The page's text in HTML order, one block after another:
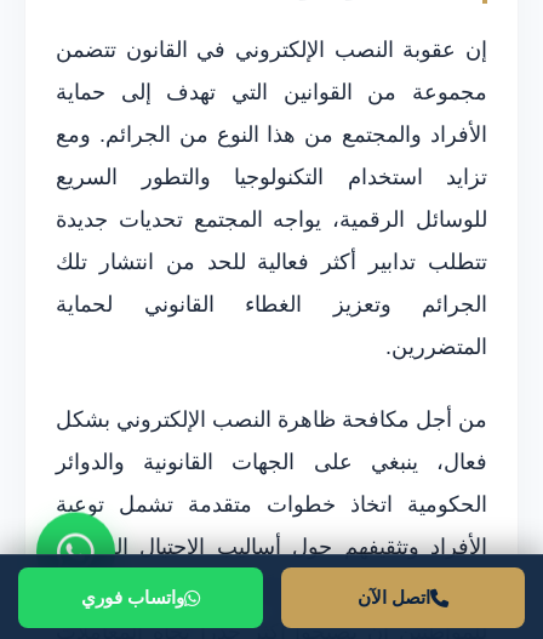
إن عقوبة النصب الإلكتروني في القانون تتضمن
مجموعة من القوانين التي تهدف إلى حماية
الأفراد والمجتمع من هذا النوع من الجرائم. ومع
تزايد استخدام التكنولوجيا والتطور السريع
للوسائل الرقمية، يواجه المجتمع تحديات جديدة
تتطلب تدابير أكثر فعالية للحد من انتشار تلك
الجرائم وتعزيز الغطاء القانوني لحماية
المتضررين.
من أجل مكافحة ظاهرة النصب الإلكتروني بشكل
فعال، ينبغي على الجهات القانونية والدوائر
الحكومية اتخاذ خطوات متقدمة تشمل توعية
الأفراد وتثقيفهم حول أساليب الاحتيال الشائعة.
فالتوعية تلعب دوراً حيوياً في الوقاية، حيث يمكن
للمواطنين أن يصبحوا أكثر حذراً تجاه المعاملات
اتصل الآن واتساب فوري